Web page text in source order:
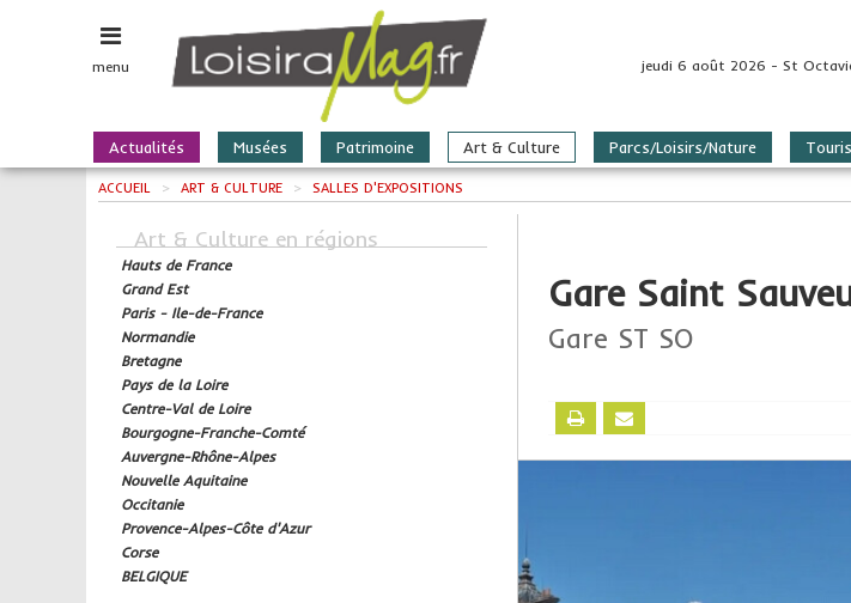
menu jeudi 6 août 2026 - St
Actualités Musées Patrimoine Art & Culture Parcs/Loisirs/Nature
ACCUEIL > ART & CULTURE > SALLES D'EXPOSITIONS
Gare Saint
Gare ST SO
Art & Culture en régions
Hauts de France
Grand Est
Paris - Ile-de-France
Normandie
Bretagne
Pays de la Loire
Centre-Val de Loire
Bourgogne-Franche-Comté
Auvergne-Rhône-Alpes
Nouvelle Aquitaine
Occitanie
Provence-Alpes-Côte d'Azur
Corse
BELGIQUE